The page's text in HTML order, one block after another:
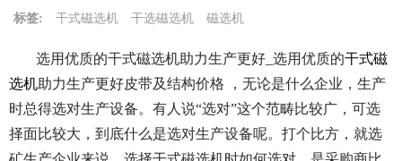
标签: 干式磁选机 干选磁选机 磁选机
选用优质的干式磁选机助力生产更好_选用优质的干式磁
选机助力生产更好皮带及结构价格 ，无论是什么企业，生产
时总得选对生产设备。有人说“选对”这个范畴比较广，可选
择面比较大，到底什么是选对生产设备呢。打个比方，就选